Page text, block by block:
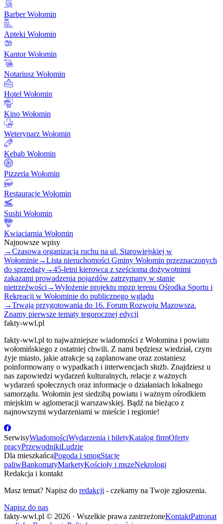
Barber Wołomin
Apteki Wołomin
Kantor Wołomin
Notariusz Wołomin
Hotel Wołomin
Kino Wołomin
Weterynarz Wołomin
Kebab Wołomin
Pizzeria Wołomin
Restauracje Wołomin
Sushi Wołomin
Kwiaciarnia Wołomin
Najnowsze wpisy
→Czasowa organizacja ruchu na ul. Starowiejskiej w
Wołominie→Lista nieruchomości Gminy Wołomin przeznaczonych
do sprzedaży→45-letni kierowca z sześcioma dożywotnimi
zakazami prowadzenia pojazdów zatrzymany w stanie
nietrzeźwości →Wyłożenie projektu mpzp terenu Ośrodka Sportu i
Rekreacji w Wołominie do publicznego wglądu
→Trwają przygotowania do 16. Forum Rozwoju Mazowsza.
Znamy pierwsze tematy tegorocznej edycji
fakty-wwl.pl
fakty-wwl.pl to najważniejsze wiadomości z Wołomina i powiatu
wołomińskiego z ostatniej chwili. Z nami będziesz wiedział, czym
żyje miasto, jakie atrakcje są zaplanowane oraz zostaniesz
poinformowany o wypadkach i interwencjach służb. Znajdziesz u
nas zapowiedzi wydarzeń kulturalnych, relacje z ważnych
wydarzeń społecznych oraz informacje o działaniach lokalnego
samorządu. Wołomin jest siedzibą powiatu i ważnym ośrodkiem
miejskim w aglomeracji warszawskiej. Bądź na bieżąco z
najnowszymi wydarzeniami w mieście i regionie!
SerwisyWiadomościWydarzenia i biletyKatalog firmOferty
pracyPrzewodnikiLudzie
Dla mieszkańcaPogoda i smogStacje
paliwBankomatyMarketyKościoły i mszeNekrologi
Redakcja i kontakt
Masz temat? Napisz do redakcji - czekamy na Twoje zgłoszenia.
Napisz do nas
fakty-wwl.pl © 2026 · Wszelkie prawa zastrzeżoneKontaktPatronat